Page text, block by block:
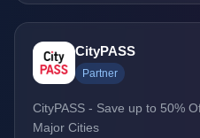
CityPASS
Partner
CityPASS - Save up to 50%
Major Cities